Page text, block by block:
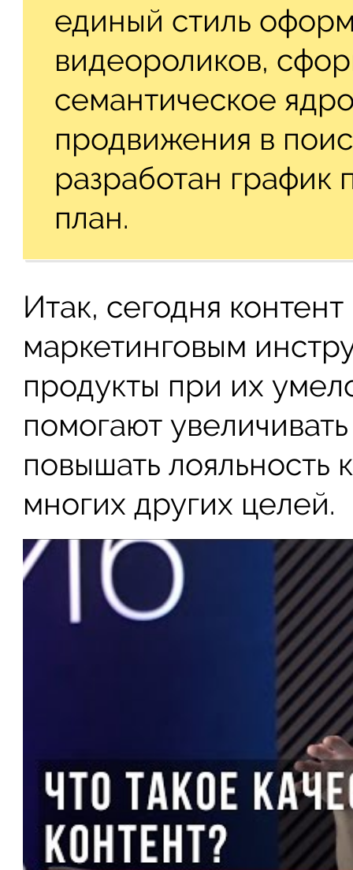
единый стиль
видеороликов,
семантическое
продвижения в
разработан график
план.
Итак, сегодня
маркетинговым
продукты при их
помогают
повышать лояльность
многих других целей.